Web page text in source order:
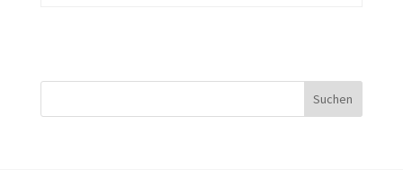
Suchen